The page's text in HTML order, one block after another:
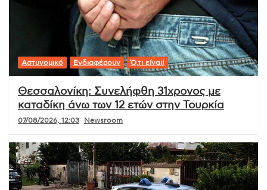
Αστυνομικό Ενδιαφέρουν Ό,τι είναι!
Θεσσαλονίκη: Συνελήφθη 31χρονος με
καταδίκη άνω των 12 ετών στην Τουρκία
07/08/2026, 12:03 Newsroom